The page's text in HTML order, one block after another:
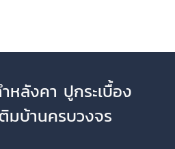
หลังคา ปูกระเบื้อง
มบ้านครบวงจร